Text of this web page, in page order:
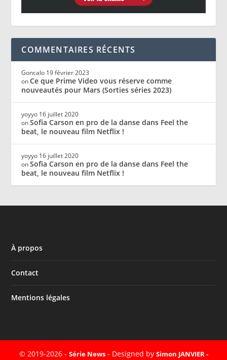
COMMENTAIRES RÉCENTS
Goncalo 19 février 2023
onCe que Prime Video vous réserve comme
nouveautés pour Mars (Sorties séries 2023)
yoyyo 16 juillet 2020
onSofia Carson en pro de la danse dans Feel the
beat, le nouveau film Netflix !
yoyyo 16 juillet 2020
onSofia Carson en pro de la danse dans Feel the
beat, le nouveau film Netflix !
À propos
Contact
Mentions légales
© 2019-2026 - Série News- Designed by Simon JANVIER -